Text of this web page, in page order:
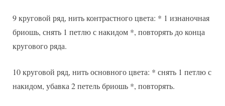
9 круговой ряд, нить контрастного цвета: * 1 изнаночная
бриошь, снять 1 петлю с накидом *, повторять до конца
кругового ряда.
10 круговой ряд, нить основного цвета: * снять 1 петлю с
накидом, убавка 2 петель бриошь *, повторять.